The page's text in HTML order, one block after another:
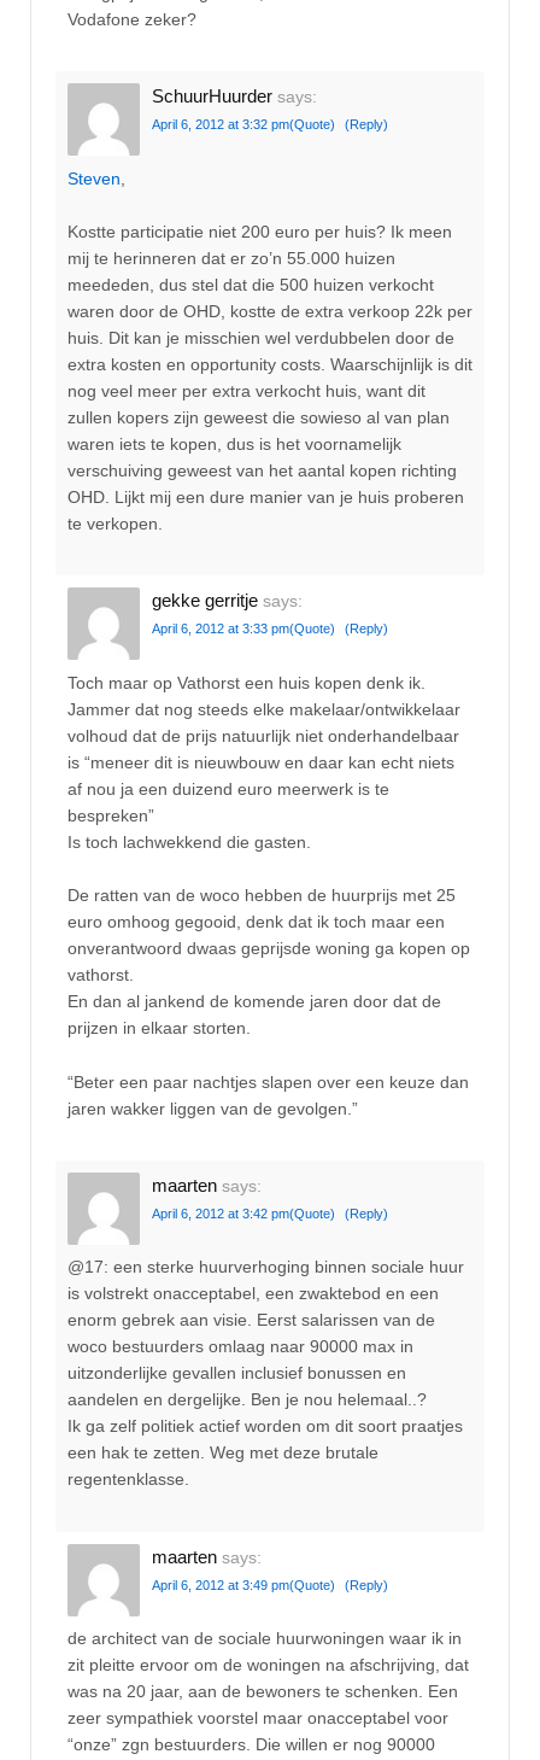
Vodafone zeker?
SchuurHuurder says:
April 6, 2012 at 3:32 pm(Quote) (Reply)
Steven
Kostte participatie niet 200 euro per huis? Ik meen
mij te herinneren dat er zo’n 55.000 huizen
meededen, dus stel dat die 500 huizen verkocht
waren door de OHD, kostte de extra verkoop 22k per
huis. Dit kan je misschien wel verdubbelen door de
extra kosten en opportunity costs. Waarschijnlijk is dit
nog veel meer per extra verkocht huis, want dit
zullen kopers zijn geweest die sowieso al van plan
waren iets te kopen, dus is het voornamelijk
verschuiving geweest van het aantal kopen richting
OHD. Lijkt mij een dure manier van je huis proberen
te verkopen.
gekke gerritje says:
April 6, 2012 at 3:33 pm(Quote) (Reply)
Toch maar op Vathorst een huis kopen denk ik.
Jammer dat nog steeds elke makelaar/ontwikkelaar
volhoud dat de prijs natuurlijk niet onderhandelbaar
is “meneer dit is nieuwbouw en daar kan echt niets
af nou ja een duizend euro meerwerk is te
bespreken”
Is toch lachwekkend die gasten.
De ratten van de woco hebben de huurprijs met 25
euro omhoog gegooid, denk dat ik toch maar een
onverantwoord dwaas geprijsde woning ga kopen op
vathorst.
En dan al jankend de komende jaren door dat de
prijzen in elkaar storten.
“Beter een paar nachtjes slapen over een keuze dan
jaren wakker liggen van de gevolgen.”
maarten says:
April 6, 2012 at 3:42 pm(Quote) (Reply)
@17: een sterke huurverhoging binnen sociale huur
is volstrekt onacceptabel, een zwaktebod en een
enorm gebrek aan visie. Eerst salarissen van de
woco bestuurders omlaag naar 90000 max in
uitzonderlijke gevallen inclusief bonussen en
aandelen en dergelijke. Ben je nou helemaal..?
Ik ga zelf politiek actief worden om dit soort praatjes
een hak te zetten. Weg met deze brutale
regentenklasse.
maarten says:
April 6, 2012 at 3:49 pm(Quote) (Reply)
de architect van de sociale huurwoningen waar ik in
zit pleitte ervoor om de woningen na afschrijving, dat
was na 20 jaar, aan de bewoners te schenken. Een
zeer sympathiek voorstel maar onacceptabel voor
“onze” zgn bestuurders. Die willen er nog 90000